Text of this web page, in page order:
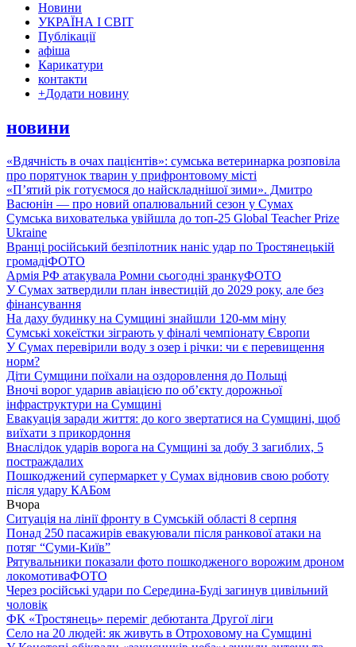
Новини
УКРАЇНА І СВІТ
Публікації
афіша
Карикатури
контакти
+Додати новину
новини
«Вдячність в очах пацієнтів»: сумська ветеринарка розповіла
про порятунок тварин у прифронтовому місті
«П’ятий рік готуємося до найскладнішої зими». Дмитро
Васюнін — про новий опалювальний сезон у Сумах
Сумська вихователька увійшла до топ-25 Global Teacher Prize
Ukraine
Вранці російський безпілотник наніс удар по Тростянецькій
громадіФОТО
Армія РФ атакувала Ромни сьогодні зранкуФОТО
У Сумах затвердили план інвестицій до 2029 року, але без
фінансування
На даху будинку на Сумщині знайшли 120-мм міну
Сумські хокеїстки зіграють у фіналі чемпіонату Європи
У Сумах перевірили воду з озер і річки: чи є перевищення
норм?
Діти Сумщини поїхали на оздоровлення до Польщі
Вночі ворог ударив авіацією по обʼєкту дорожньої
інфраструктури на Сумщині
Евакуація заради життя: до кого звертатися на Сумщині, щоб
виїхати з прикордоння
Внаслідок ударів ворога на Сумщині за добу 3 загиблих, 5
постраждалих
Пошкоджений супермаркет у Сумах відновив свою роботу
після удару КАБом
Вчора
Ситуація на лінії фронту в Сумській області 8 серпня
Понад 250 пасажирів евакуювали після ранкової атаки на
потяг “Суми-Київ”
Рятувальники показали фото пошкодженого ворожим дроном
локомотиваФОТО
Через російські удари по Середина-Буді загинув цивільний
чоловік
ФК «Тростянець» переміг дебютанта Другої ліги
Село на 20 людей: як живуть в Отроховому на Сумщині